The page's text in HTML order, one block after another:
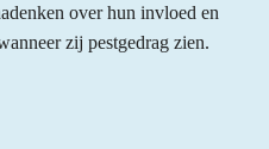
over hun invloed en
zij pestgedrag zien.